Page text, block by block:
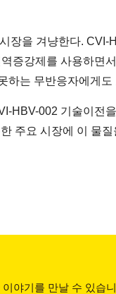
장을 겨냥한다.
증강제를 사용하면
는 무반응자에게
HBV-002 기술이전
주요 시장에 이 물
야기를 만날 수 있습